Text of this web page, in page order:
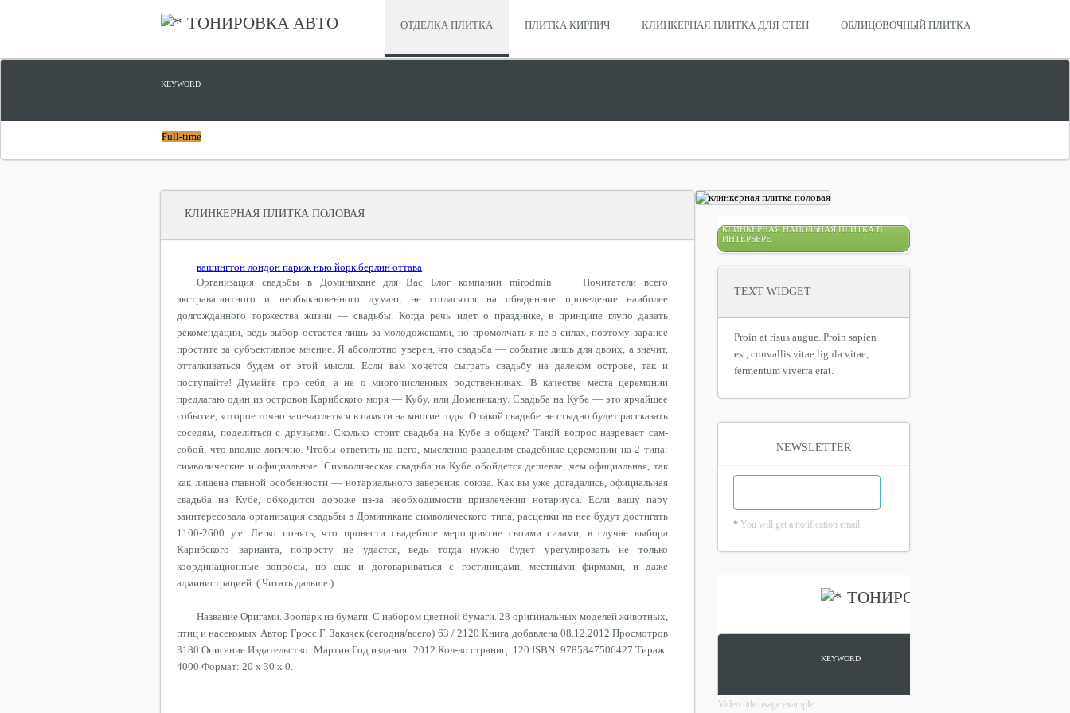
ТОНИРОВКА АВТО ОТДЕЛКА ПЛИТКА ПЛИТКА КИРПИЧ КЛИНКЕРНАЯ ПЛИТКА ДЛЯ СТЕН ОБЛИЦОВОЧНЫЙ ПЛИТКА
KEYWORD
Full-time
КЛИНКЕРНАЯ ПЛИТКА ПОЛОВАЯ
вашингтон лондон париж нью йорк берлин оттава
Организация свадьбы в Доминикане для Вас Блог компании mirodmin Почитатели всего
экстравагантного и необыкновенного думаю, не согласятся на обыденное проведение наиболее
долгожданного торжества жизни — свадьбы. Когда речь идет о празднике, в принципе глупо давать
рекомендации, ведь выбор остается лишь за молодоженами, но промолчать я не в силах, поэтому заранее
простите за субъективное мнение. Я абсолютно уверен, что свадьба — событие лишь для двоих, а значит,
отталкиваться будем от этой мысли. Если вам хочется сыграть свадьбу на далеком острове, так и
поступайте! Думайте про себя, а не о многочисленных родственниках. В качестве места церемонии
предлагаю один из островов Карибского моря — Кубу, или Доменикану. Свадьба на Кубе — это ярчайшее
событие, которое точно запечатлеться в памяти на многие годы. О такой свадьбе не стыдно будет рассказать
соседям, поделиться с друзьями. Сколько стоит свадьба на Кубе в общем? Такой вопрос назревает сам-
собой, что вполне логично. Чтобы ответить на него, мысленно разделим свадебные церемонии на 2 типа:
символические и официальные. Символическая свадьба на Кубе обойдется дешевле, чем официальная, так
как лишена главной особенности — нотариального заверения союза. Как вы уже догадались, официальная
свадьба на Кубе, обходится дороже из-за необходимости привлечения нотариуса. Если вашу пару
заинтересовала организация свадьбы в Доминикане символического типа, расценки на нее будут достигать
1100-2600 у.е. Легко понять, что провести свадебное мероприятие своими силами, в случае выбора
Карибского варианта, попросту не удастся, ведь тогда нужно будет урегулировать не только
координационные вопросы, но еще и договариваться с гостиницами, местными фирмами, и даже
администрацией. ( Читать дальше )
Название Оригами. Зоопарк из бумаги. С набором цветной бумаги. 28 оригинальных моделей животных,
птиц и насекомых Автор Гросс Г. Закачек (сегодня/всего) 63 / 2120 Книга добавлена 08.12.2012 Просмотров
3180 Описание Издательство: Мартин Год издания: 2012 Кол-во страниц: 120 ISBN: 9785847506427 Тираж:
4000 Формат: 20 x 30 x 0.
КЛИНКЕРНАЯ НАПОЛЬНАЯ ПЛИТКА В
ИНТЕРЬЕРЕ
TEXT WIDGET
Proin at risus augue. Proin sapien
est, convallis vitae ligula vitae,
fermentum viverra erat.
NEWSLETTER
* You will get a notification email
Video title usage example